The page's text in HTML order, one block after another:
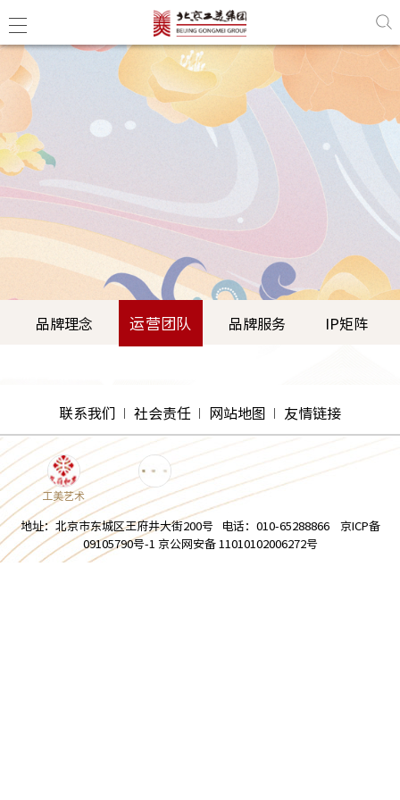
品牌理念 运营团队 品牌服务 IP矩阵
联系我们 社会责任 网站地图 友情链接
工美艺术
地址：北京市东城区王府井大街200号 电话：010-65288866 京ICP备
09105790号-1 京公网安备 11010102006272号